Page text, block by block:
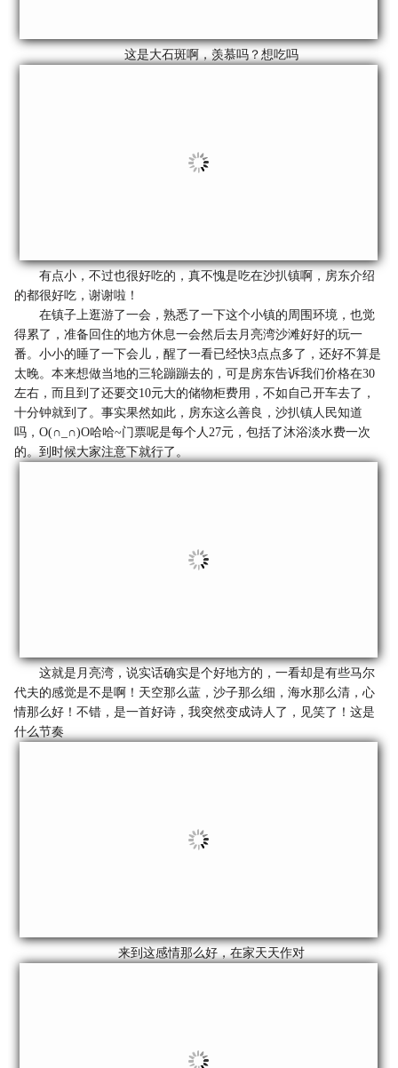
这是大石斑啊，羡慕吗？想吃吗
有点小，不过也很好吃的，真不愧是吃在沙扒镇啊，房东介绍
的都很好吃，谢谢啦！
在镇子上逛游了一会，熟悉了一下这个小镇的周围环境，也觉
得累了，准备回住的地方休息一会然后去月亮湾沙滩好好的玩一
番。小小的睡了一下会儿，醒了一看已经快3点点多了，还好不算是
太晚。本来想做当地的三轮蹦蹦去的，可是房东告诉我们价格在30
左右，而且到了还要交10元大的储物柜费用，不如自己开车去了，
十分钟就到了。事实果然如此，房东这么善良，沙扒镇人民知道
吗，O(∩_∩)O哈哈~门票呢是每个人27元，包括了沐浴淡水费一次
的。到时候大家注意下就行了。
这就是月亮湾，说实话确实是个好地方的，一看却是有些马尔
代夫的感觉是不是啊！天空那么蓝，沙子那么细，海水那么清，心
情那么好！不错，是一首好诗，我突然变成诗人了，见笑了！这是
什么节奏
来到这感情那么好，在家天天作对